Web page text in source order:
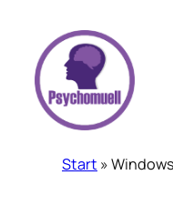
springen
Start »Windows